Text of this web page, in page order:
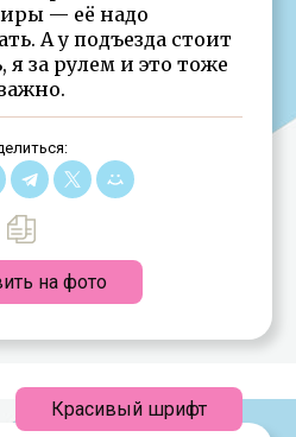
— её надо
А у подъезда стоит
за рулем и это тоже
на фото
Красивый шрифт